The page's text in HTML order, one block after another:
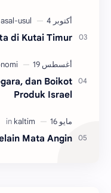
di Kutai Timur
dan Boikot
Produk Israel
Mata Angin